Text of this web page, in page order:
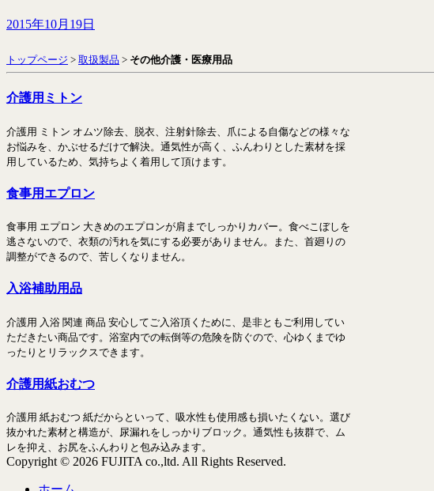
2015年10月19日
トップページ > 取扱製品 > その他介護・医療用品
介護用ミトン
介護用 ミトン オムツ除去、脱衣、注射針除去、爪による自傷などの様々な
お悩みを、かぶせるだけで解決。通気性が高く、ふんわりとした素材を採
用しているため、気持ちよく着用して頂けます。
食事用エプロン
食事用 エプロン 大きめのエプロンが肩までしっかりカバー。食べこぼしを
逃さないので、衣類の汚れを気にする必要がありません。また、首廻りの
調整ができるので、苦しくなりません。
入浴補助用品
介護用 入浴 関連 商品 安心してご入浴頂くために、是非ともご利用してい
ただきたい商品です。浴室内での転倒等の危険を防ぐので、心ゆくまでゆ
ったりとリラックスできます。
介護用紙おむつ
介護用 紙おむつ 紙だからといって、吸水性も使用感も損いたくない。選び
抜かれた素材と構造が、尿漏れをしっかりブロック。通気性も抜群で、ム
レを抑え、お尻をふんわりと包み込みます。
Copyright © 2026 FUJITA co.,ltd. All Rights Reserved.